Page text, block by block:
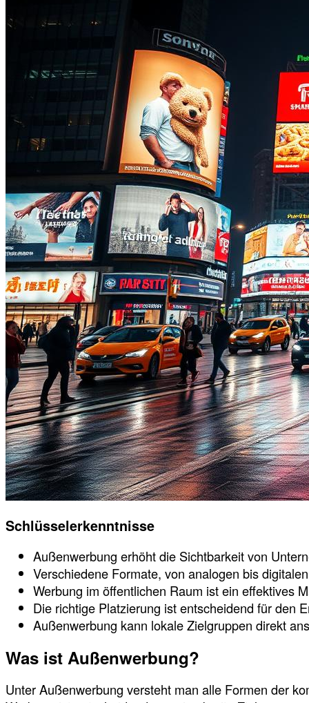
Schlüsselerkenntnisse
Außenwerbung erhöht die Sichtbarkeit von
Verschiedene Formate, von analogen bis
Werbung im öffentlichen Raum ist ein effektives
Die richtige Platzierung ist entscheidend für den
Außenwerbung kann lokale Zielgruppen direkt
Was ist Außenwerbung?
Unter Außenwerbung versteht man alle Formen der